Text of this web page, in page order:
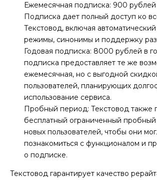
Ежемесячная подписка: 900 рублей
Подписка дает полный доступ ко
Текстовод, включая
режимы, синонимы и поддержку
Годовая подписка: 8000 рублей в
подписка предоставляет те же
ежемесячная, но с выгодной
пользователей, планирующих
использование сервиса.
Пробный период: Текстовод также
бесплатный ограниченный
новых пользователей, чтобы они
познакомиться с функционалом и
о подписке.
Текстовод гарантирует качество